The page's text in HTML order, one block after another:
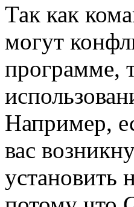
Так как
могут
программе,
Например,
вас
установить